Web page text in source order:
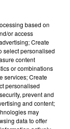
entrées
nos
- Gagnez
based on
or access
Create
select personalised
content
or combinations
services; Create
personalised
prevent and
and content;
may
data to offer